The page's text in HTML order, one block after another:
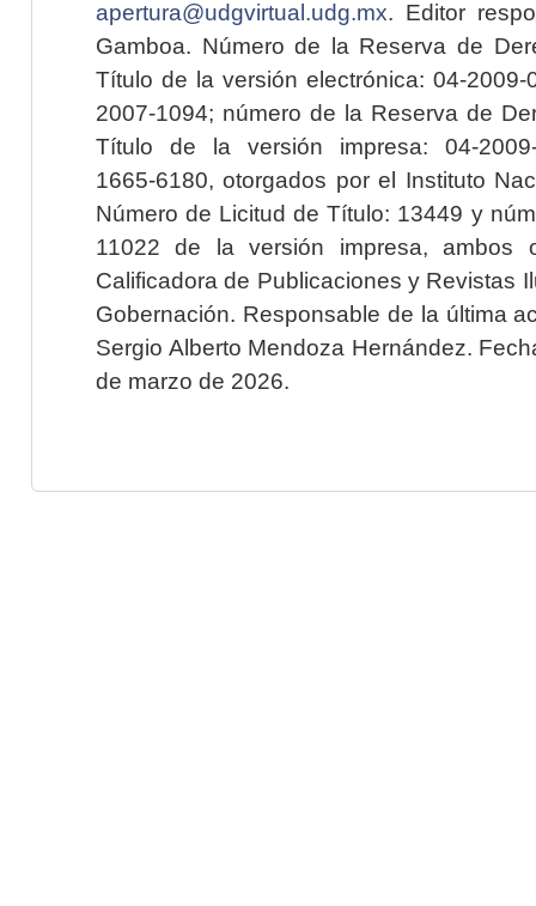
apertura@udgvirtual.udg.mx. Editor
Gamboa. Número de la Reserva de
Título de la versión electrónica: 04-2009-
2007-1094; número de la Reserva de
Título de la versión impresa: 04-2009-
1665-6180, otorgados por el Instituto
Número de Licitud de Título: 13449 y
11022 de la versión impresa, ambos
Calificadora de Publicaciones y Revistas
Gobernación. Responsable de la última
Sergio Alberto Mendoza Hernández.
de marzo de 2026.